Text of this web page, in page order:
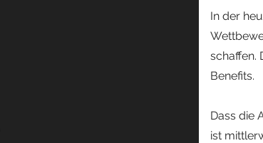
In der
schaffen.
Benefits.
Dass die
ist